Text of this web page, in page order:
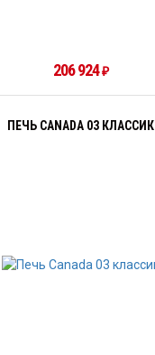
206 924₽
ПЕЧЬ CANADA 03 КЛАССИК